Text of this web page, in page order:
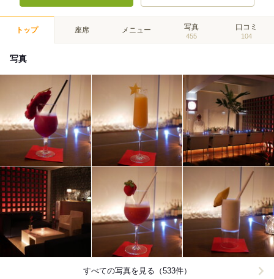
トップ 座席 メニュー 写真
455
口コミ
104
写真
すべての写真を見る（533件）